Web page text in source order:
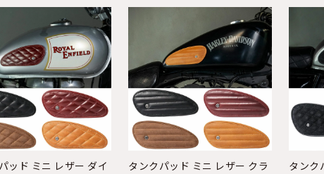
ッド ミニ レザー ダイ
タンクパッド ミニ レザー クラ
タンク